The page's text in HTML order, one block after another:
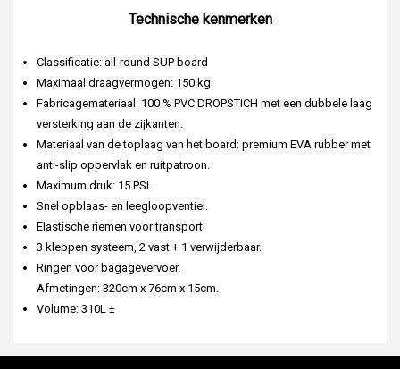
Technische kenmerken
Classificatie: all-round SUP board
Maximaal draagvermogen: 150 kg
Fabricagemateriaal: 100 % PVC DROPSTICH met een dubbele laag
versterking aan de zijkanten.
Materiaal van de toplaag van het board: premium EVA rubber met
anti-slip oppervlak en ruitpatroon.
Maximum druk: 15 PSI.
Snel opblaas- en leegloopventiel.
Elastische riemen voor transport.
3 kleppen systeem, 2 vast + 1 verwijderbaar.
Ringen voor bagagevervoer.
Afmetingen: 320cm x 76cm x 15cm.
Volume: 310L ±